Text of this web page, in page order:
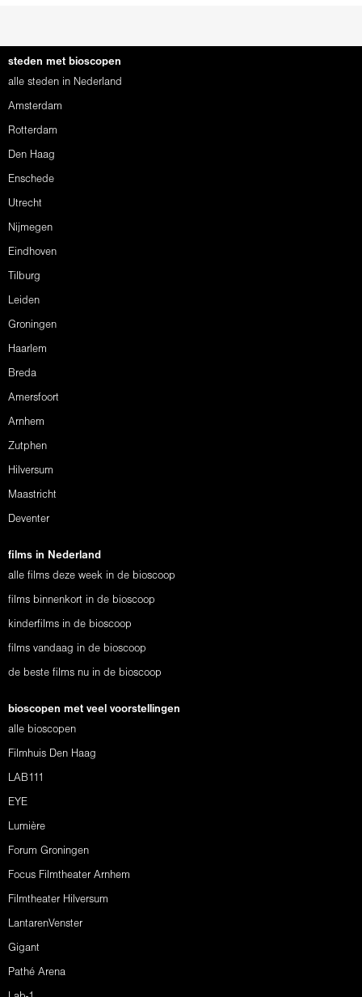
steden met bioscopen
alle steden in Nederland
Amsterdam
Rotterdam
Den Haag
Enschede
Utrecht
Nijmegen
Eindhoven
Tilburg
Leiden
Groningen
Haarlem
Breda
Amersfoort
Arnhem
Zutphen
Hilversum
Maastricht
Deventer
films in Nederland
alle films deze week in de bioscoop
films binnenkort in de bioscoop
kinderfilms in de bioscoop
films vandaag in de bioscoop
de beste films nu in de bioscoop
bioscopen met veel voorstellingen
alle bioscopen
Filmhuis Den Haag
LAB111
EYE
Lumière
Forum Groningen
Focus Filmtheater Arnhem
Filmtheater Hilversum
LantarenVenster
Gigant
Pathé Arena